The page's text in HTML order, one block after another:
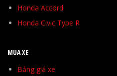
Honda Accord
Honda Civic Type R
MUA XE
Bảng giá xe